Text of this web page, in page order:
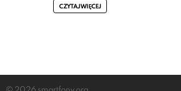
CZYTAJ WIĘCEJ